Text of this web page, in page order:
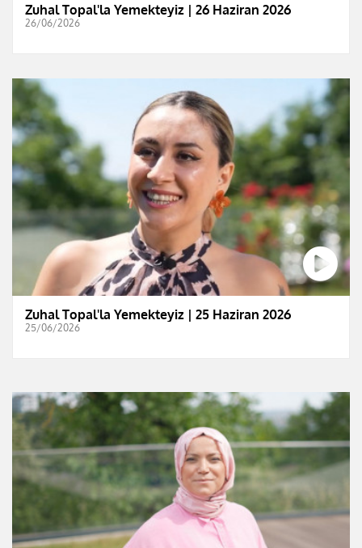
Zuhal Topal'la Yemekteyiz | 26 Haziran 2026
26/06/2026
Zuhal Topal'la Yemekteyiz | 25 Haziran 2026
25/06/2026